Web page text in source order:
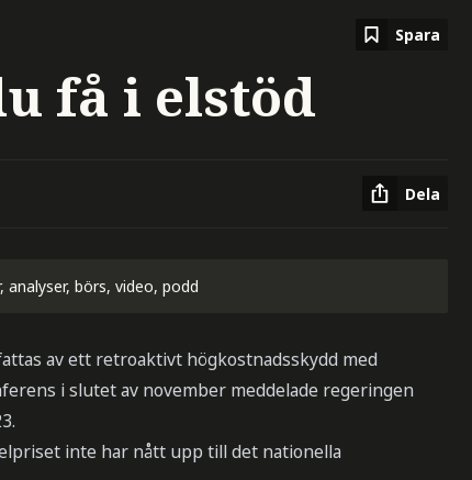
Spara
få i elstöd
Dela
analyser, börs, video, podd
av ett retroaktivt högkostnadsskydd med
i slutet av november meddelade regeringen
inte har nått upp till det nationella